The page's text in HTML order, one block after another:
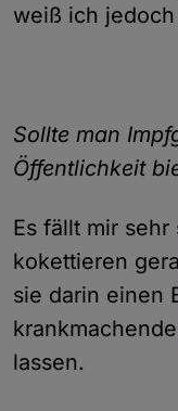
weiß ich
Sollte man
Öffentlichkeit
Es fällt mir
kokettieren
sie darin einen
lassen.